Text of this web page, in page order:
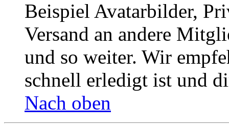
Beispiel Avatarbilder,
Versand an andere
und so weiter. Wir
schnell erledigt ist und
Nach oben